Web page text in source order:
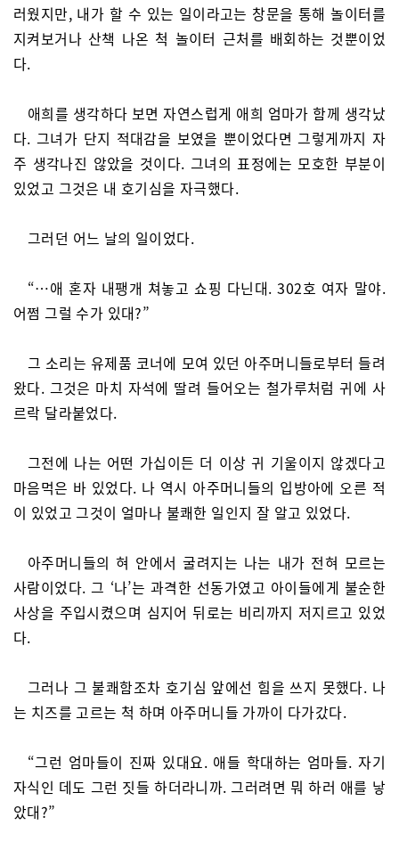
러웠지만, 내가 할 수 있는 일이라고는 창문을 통해 놀이터를
지켜보거나 산책 나온 척 놀이터 근처를 배회하는 것뿐이었
다.
애희를 생각하다 보면 자연스럽게 애희 엄마가 함께 생각났
다. 그녀가 단지 적대감을 보였을 뿐이었다면 그렇게까지 자
주 생각나진 않았을 것이다. 그녀의 표정에는 모호한 부분이
있었고 그것은 내 호기심을 자극했다.
그러던 어느 날의 일이었다.
“…애 혼자 내팽개 쳐놓고 쇼핑 다닌대. 302호 여자 말야.
어쩜 그럴 수가 있대?”
그 소리는 유제품 코너에 모여 있던 아주머니들로부터 들려
왔다. 그것은 마치 자석에 딸려 들어오는 철가루처럼 귀에 사
르락 달라붙었다.
그전에 나는 어떤 가십이든 더 이상 귀 기울이지 않겠다고
마음먹은 바 있었다. 나 역시 아주머니들의 입방아에 오른 적
이 있었고 그것이 얼마나 불쾌한 일인지 잘 알고 있었다.
아주머니들의 혀 안에서 굴려지는 나는 내가 전혀 모르는
사람이었다. 그 ‘나’는 과격한 선동가였고 아이들에게 불순한
사상을 주입시켰으며 심지어 뒤로는 비리까지 저지르고 있었
다.
그러나 그 불쾌함조차 호기심 앞에선 힘을 쓰지 못했다. 나
는 치즈를 고르는 척 하며 아주머니들 가까이 다가갔다.
“그런 엄마들이 진짜 있대요. 애들 학대하는 엄마들. 자기
자식인 데도 그런 짓들 하더라니까. 그러려면 뭐 하러 애를 낳
았대?”